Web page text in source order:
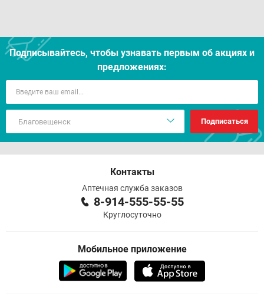
Подписывайтесь, чтобы узнавать первым об акцияx и
предложениях:
Подписаться
Контакты
Аптечная служба заказов
8-914-555-55-55
Круглосуточно
Мобильное приложение